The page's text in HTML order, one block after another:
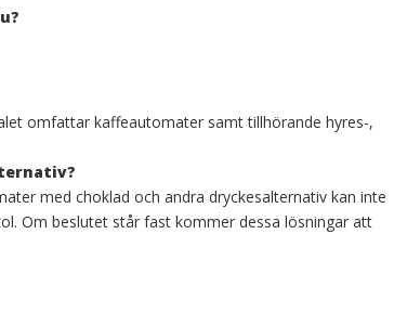
omfattar kaffeautomater samt tillhörande hyres-,
?
med choklad och andra dryckesalternativ kan inte
Om beslutet står fast kommer dessa lösningar att